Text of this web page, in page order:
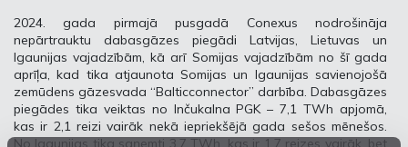
2024. gada pirmajā pusgadā Conexus nodrošināja
nepārtrauktu dabasgāzes piegādi Latvijas, Lietuvas un
Igaunijas vajadzībām, kā arī Somijas vajadzībām no šī gada
aprīļa, kad tika atjaunota Somijas un Igaunijas savienojošā
zemūdens gāzesvada “Balticconnector” darbība. Dabasgāzes
piegādes tika veiktas no Inčukalna PGK – 7,1 TWh apjomā,
kas ir 2,1 reizi vairāk nekā iepriekšējā gada sešos mēnešos.
No Igaunijas tika saņemti 3,7 TWh, kas ir 1,7 reizes vairāk, bet